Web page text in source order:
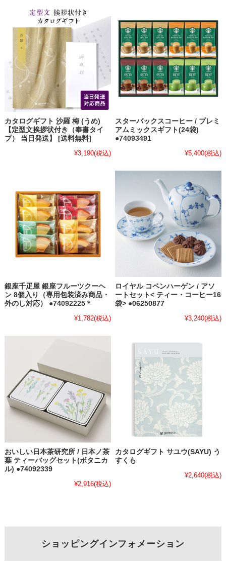
カタログギフト 沙羅 梅 (うめ)
【定型文挨拶状付き（奉書タイ
プ） 当日発送】 [送料無料]
¥3,190(税込)
スターバックスコーヒー / プレミ
アムミックスギフト(24袋)
●74093491
¥5,400(税込)
銀座千疋屋 銀座フルーツクーヘ
ン 8個入り（専用包装済み商品・
外のし対応） ●74092225＊
¥1,782(税込)
ロイヤル コペンハーゲン / アソ
ートセット< ティー・コーヒー16
袋> ●06250877
¥3,240(税込)
おいしい日本茶研究所 / 日本ノ茶
葉 ティーバッグセット(ボタニカ
ル) ●74092339
¥2,916(税込)
カタログギフト サユウ(SAYU) う
すくも
¥2,640(税込)
ショッピングインフォメーション